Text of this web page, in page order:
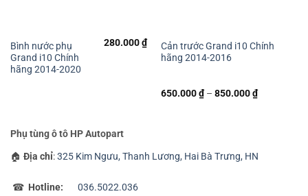
Bình nước phụ
Grand i10 Chính
hãng 2014-2020
280.000₫
Cản trước Grand i10 Chính
hãng 2014-2016
650.000₫– 850.000₫
Phụ tùng ô tô HP Autopart
🏠 Địa chỉ:325 Kim Ngưu, Thanh Lương, Hai Bà Trưng, HN
☎ Hotline: 036.5022.036